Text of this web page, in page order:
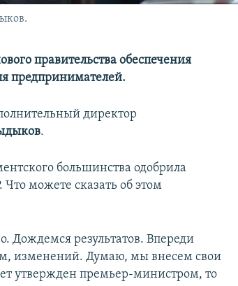
правительства обеспечения
предпринимателей.
директор
.
большинства одобрила
можете сказать об этом
Дождемся результатов. Впереди
изменений. Думаю, мы внесем свои
утвержден премьер-министром, то